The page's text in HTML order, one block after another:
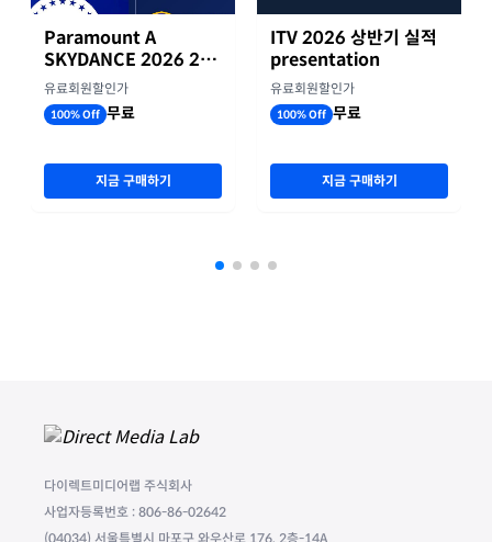
Paramount A
SKYDANCE 2026 2분
기 실적
유료회원할인가
100% Off 무료
지금 구매하기
ITV 2026 상반기 실적
presentation
유료회원할인가
100% Off 무료
지금 구매하기
다이렉트미디어랩 주식회사
사업자등록번호 : 806-86-02642
(04034) 서울특별시 마포구 와우산로 176, 2층-14A